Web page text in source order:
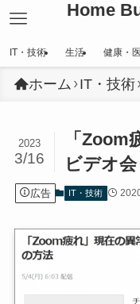
Home
IT・技術 生活 健康・
ホーム IT・技術
「Zoom
ビデオ
2023
3/16
広告 IT・技術